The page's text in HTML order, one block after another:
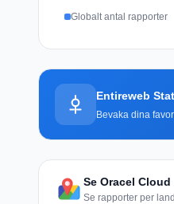
Globalt antal rapporter
Entireweb
Bevaka dina
Se Oracel
Se rapporter per